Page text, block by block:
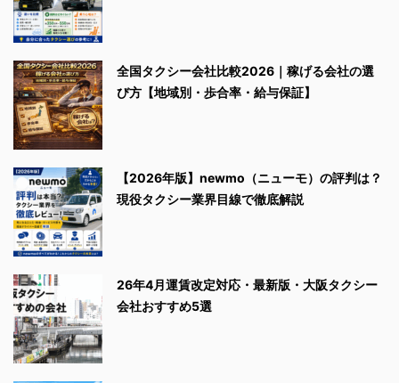
全国タクシー会社比較2026｜稼げる会社の選
び方【地域別・歩合率・給与保証】
【2026年版】newmo（ニューモ）の評判は？
現役タクシー業界目線で徹底解説
26年4月運賃改定対応・最新版・大阪タクシー
会社おすすめ5選